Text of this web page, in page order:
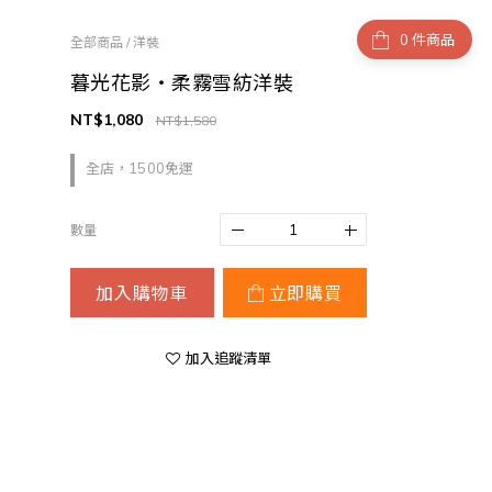
件商品
全部商品 / 洋裝
暮光花影・柔霧雪紡洋裝
全店，1500免運
NT$1,580
NT$1,080
數量
加入購物車 立即購買
加入追蹤清單